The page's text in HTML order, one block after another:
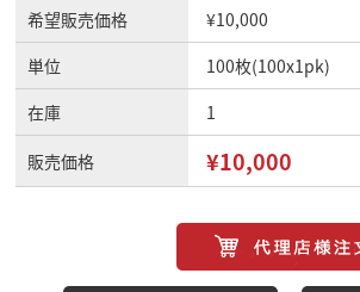
希望販売価格
¥10,000
単位
100枚(100x1pk)
在庫
1
販売価格 ¥10,000